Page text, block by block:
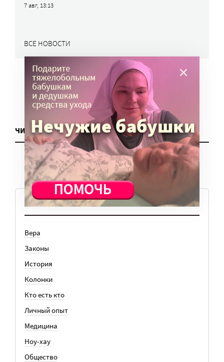
7 авг, 13:13
ВСЕ НОВОСТИ
ЧИТАТЬ ЕЩЕ
ТЕМЫ
Вера
Законы
История
Колонки
Кто есть кто
Личный опыт
Медицина
Ноу-хау
Общество